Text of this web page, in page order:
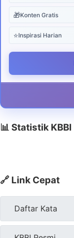
🎁Konten Gratis
⭐Inspirasi Harian
📊 Statistik KBBI
🔗 Link Cepat
Daftar Kata